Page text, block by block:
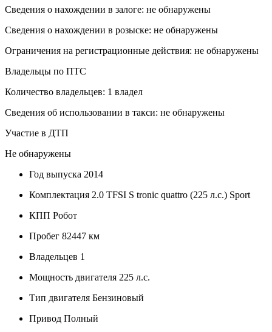
Сведения о нахождении в залоге: не обнаружены
Сведения о нахождении в розыске: не обнаружены
Ограничения на регистрационные действия: не обнаружены
Владельцы по ПТС
Количество владельцев: 1 владел
Сведения об использовании в такси: не обнаружены
Участие в ДТП
Не обнаружены
Год выпуска 2014
Комплектация 2.0 TFSI S tronic quattro (225 л.с.) Sport
КПП Робот
Пробег 82447 км
Владельцев 1
Мощность двигателя 225 л.с.
Тип двигателя Бензиновый
Привод Полный